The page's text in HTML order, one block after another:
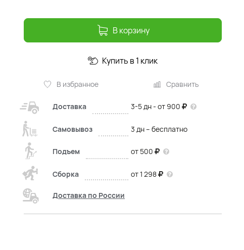
В корзину
В избранное Сравнить
Купить в 1 клик
Доставка 3-5 дн - от 900
Самовывоз 3 дн – бесплатно
Подъем от 500
Сборка от 1 298
Доставка по России